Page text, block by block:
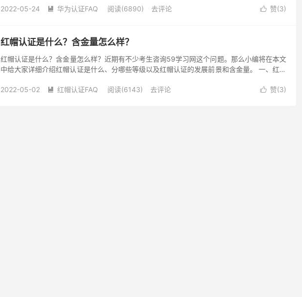
 赞(3)
2022-05-24  华为认证FAQ 阅读(6890) 去评论
红帽认证是什么？含金量怎么样？
红帽认证是什么？含金量怎么样？近期有不少考生咨询59学习网这个问题。那么小编将在本文
中给大家详细介绍红帽认证是什么、分哪些等级以及红帽认证的发展前景和含金量。 一、红帽
 赞(3)
2022-05-02  红帽认证FAQ 阅读(6143) 去评论